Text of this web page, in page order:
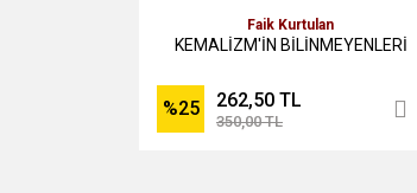
Faik Kurtulan
KEMALİZM'İN BİLİNMEYENLERİ
%25 262,50 TL
350,00 TL